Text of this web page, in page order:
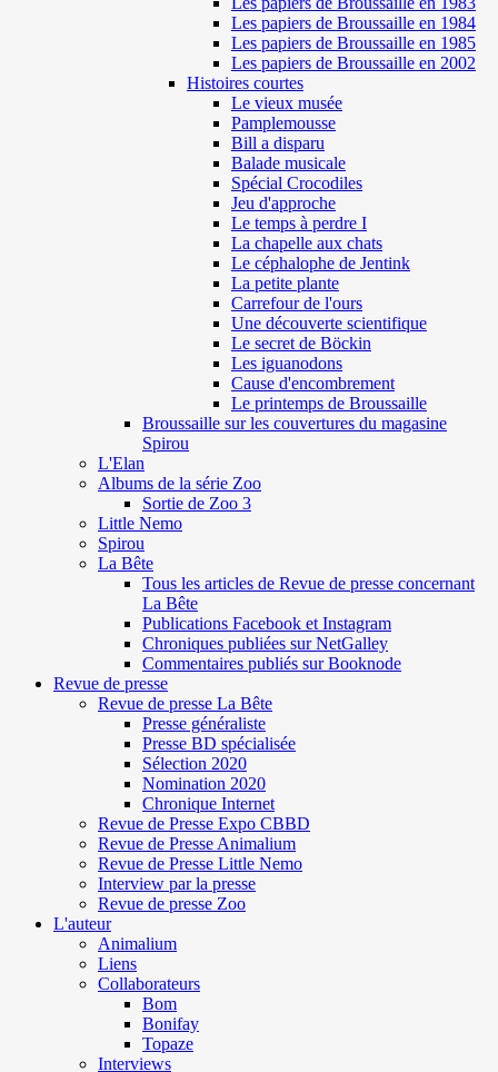
Les papiers de Broussaille en 1984
Les papiers de Broussaille en 1985
Les papiers de Broussaille en 2002
Histoires courtes
Le vieux musée
Pamplemousse
Bill a disparu
Balade musicale
Spécial Crocodiles
Jeu d'approche
Le temps à perdre I
La chapelle aux chats
Le céphalophe de Jentink
La petite plante
Carrefour de l'ours
Une découverte scientifique
Le secret de Böckin
Les iguanodons
Cause d'encombrement
Le printemps de Broussaille
Broussaille sur les couvertures du magasine
Spirou
L'Elan
Albums de la série Zoo
Sortie de Zoo 3
Little Nemo
Spirou
La Bête
Tous les articles de Revue de presse concernant
La Bête
Publications Facebook et Instagram
Chroniques publiées sur NetGalley
Commentaires publiés sur Booknode
Revue de presse
Revue de presse La Bête
Presse généraliste
Presse BD spécialisée
Sélection 2020
Nomination 2020
Chronique Internet
Revue de Presse Expo CBBD
Revue de Presse Animalium
Revue de Presse Little Nemo
Interview par la presse
Revue de presse Zoo
L'auteur
Animalium
Liens
Collaborateurs
Bom
Bonifay
Topaze
Interviews